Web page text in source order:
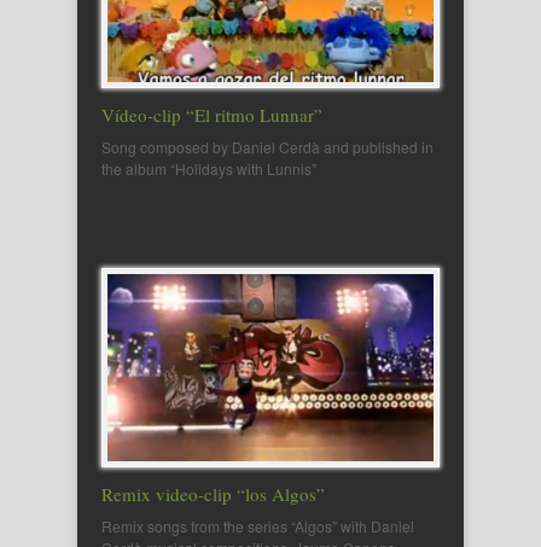
Vídeo-clip “El ritmo Lunnar”
Song composed by Daniel Cerdà and published in
the album “Holidays with Lunnis”
Remix video-clip “los Algos”
Remix songs from the series “Algos” with Daniel